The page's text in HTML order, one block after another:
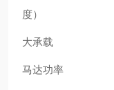
度）
大承载
马达功率